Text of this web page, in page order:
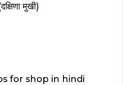
मुखी)
for shop in hindi